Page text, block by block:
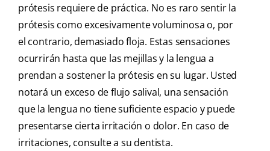
prótesis requiere de práctica. No es raro sentir la
prótesis como excesivamente voluminosa o, por
el contrario, demasiado floja. Estas sensaciones
ocurrirán hasta que las mejillas y la lengua a
prendan a sostener la prótesis en su lugar. Usted
notará un exceso de flujo salival, una sensación
que la lengua no tiene suficiente espacio y puede
presentarse cierta irritación o dolor. En caso de
irritaciones, consulte a su dentista.